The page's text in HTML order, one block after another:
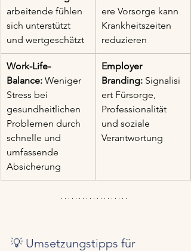
arbeitende fühlen
sich unterstützt
und wertgeschätzt
ere Vorsorge kann
Krankheitszeiten
reduzieren
Work-Life-
Balance: Weniger
Stress bei
gesundheitlichen
Problemen durch
schnelle und
umfassende
Absicherung
Employer
Branding: Signalisi
ert Fürsorge,
Professionalität
und soziale
Verantwortung
💡 Umsetzungstipps für